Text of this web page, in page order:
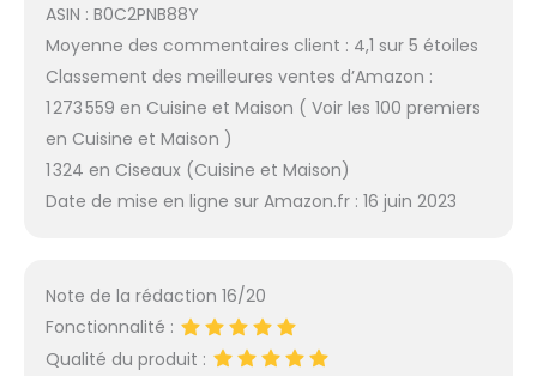
ASIN : B0C2PNB88Y
Moyenne des commentaires client : 4,1 sur 5 étoiles
Classement des meilleures ventes d’Amazon :
1 273 559 en Cuisine et Maison ( Voir les 100 premiers
en Cuisine et Maison )
1 324 en Ciseaux (Cuisine et Maison)
Date de mise en ligne sur Amazon.fr : 16 juin 2023
Note de la rédaction 16/20
Fonctionnalité :
Qualité du produit :